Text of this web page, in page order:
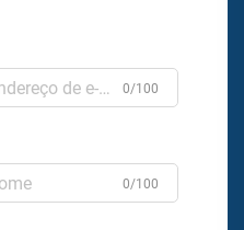
0/100
0/100